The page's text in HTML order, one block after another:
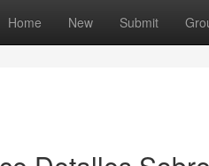
Home New Submit